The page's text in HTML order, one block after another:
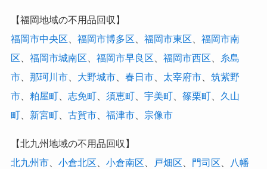
【福岡地域の不用品回収】
福岡市中央区
福岡市博多区 福岡市東区
福岡市南
区
福岡市城南区 福岡市早良区 福岡市西区
糸島
市、 那珂川市、 大野城市、 春日市、 太宰府市、 筑紫野
市、 粕屋町、 志免町、 須恵町、 宇美町、 篠栗町、 久山
町、 新宮町、 古賀市、 福津市、 宗像市
【北九州地域の不用品回収】
北九州市、 小倉北区 小倉南区 戸畑区 門司区
八幡